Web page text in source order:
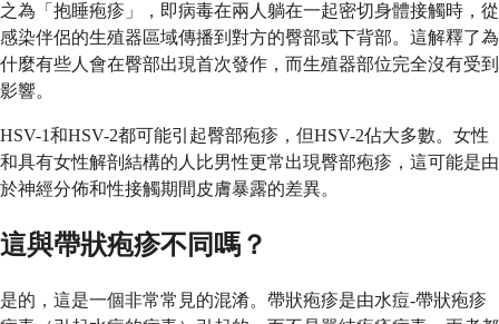
之為「抱睡疱疹」，即病毒在兩人躺在一起密切身體接觸時，從
感染伴侶的生殖器區域傳播到對方的臀部或下背部。這解釋了為
什麼有些人會在臀部出現首次發作，而生殖器部位完全沒有受到
影響。
HSV-1和HSV-2都可能引起臀部疱疹，但HSV-2佔大多數。女性
和具有女性解剖結構的人比男性更常出現臀部疱疹，這可能是由
於神經分佈和性接觸期間皮膚暴露的差異。
這與帶狀疱疹不同嗎？
是的，這是一個非常常見的混淆。帶狀疱疹是由水痘-帶狀疱疹